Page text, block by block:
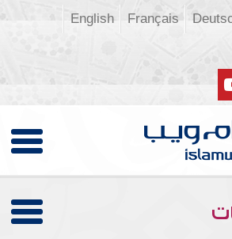
Français
English